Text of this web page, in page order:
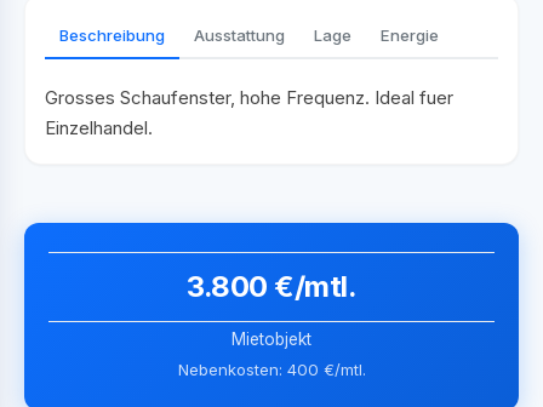
Beschreibung Ausstattung Lage Energie
Grosses Schaufenster, hohe Frequenz. Ideal fuer
Einzelhandel.
3.800 €/mtl.
Mietobjekt
Nebenkosten: 400 €/mtl.